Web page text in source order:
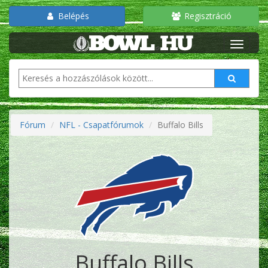
Belépés Regisztráció
Fórum NFL - Csapatfórumok Buffalo Bills